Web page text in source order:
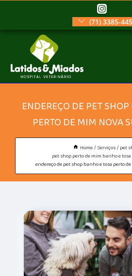
(71) 3385-
ENDEREÇO DE PET
PERTO DE MIM NOVA
Home Serviços pet
pet shop perto de mim banho e
endereço de pet shop banho e tosa perto